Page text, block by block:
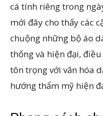
cá tính riêng trong
mới đây cho thấy các
chuộng những bộ áo
thống và hiện đại,
tôn trọng với văn hóa
hướng thẩm mỹ hiện